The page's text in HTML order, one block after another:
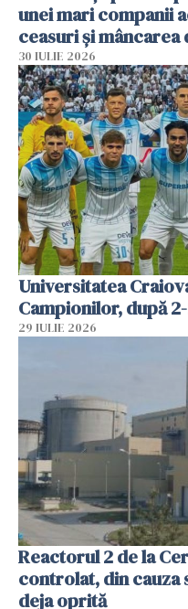
unei mari companii
ceasuri și
30 IULIE 2026
Universitatea
Campionilor, după
29 IULIE 2026
Reactorul 2 de la
controlat, din cauza
deja oprită